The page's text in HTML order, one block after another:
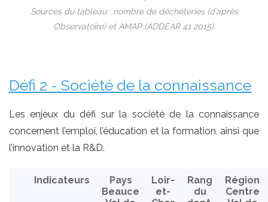
Sources du tableau : nombre de déchèteries (d’après
Observatoire) et AMAP (ADDEAR 41 2015).
Défi 2 - Société de la connaissance
Les enjeux du défi sur la société de la connaissance
concernent l’emploi, l’éducation et la formation, ainsi que
l’innovation et la R&D.
Indicateurs
Pays
Beauce
Loir-
et-
Rang
du
Région
Centre